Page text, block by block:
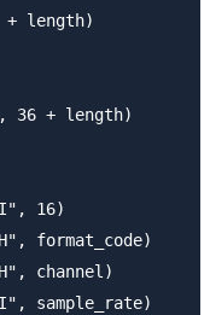
+ length)
36 + length)
16)
format_code)
channel)
sample_rate)